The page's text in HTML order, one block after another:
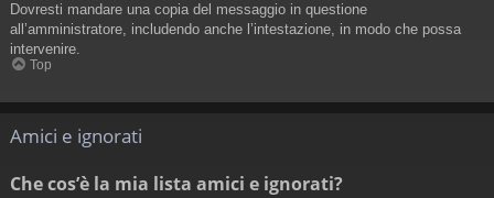
Dovresti mandare una copia del messaggio in questione
all’amministratore, includendo anche l’intestazione, in modo che possa
intervenire.
Top
Amici e ignorati
Che cos’è la mia lista amici e ignorati?